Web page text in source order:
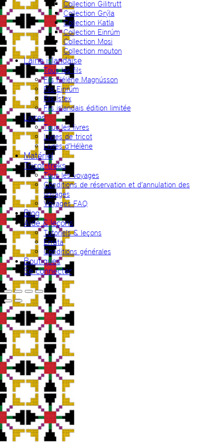
Collection Gilitrutt
Collection Grýla
Collection Katla
Collection Einrúm
Collection Mosi
Collection mouton
Laine islandaise
Tous les fils
Fils Hélène Magnússon
Fils Einrúm
Fils Ístex
Fils islandais édition limitée
Livres
Tous les livres
Livres de tricot
Livres d’Hélène
Matériel
Tricot-treks
Tous les voyages
Conditions de réservation et d’annulation des
voyages
Voyages FAQ
Blog
Aide & leçons
Tutoriels & leçons
Errata
Conditions générales
Boutiques
Se connecter